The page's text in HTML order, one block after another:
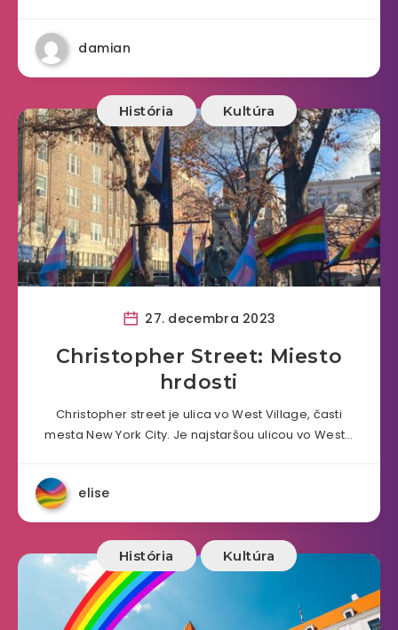
damian
História Kultúra
27. decembra 2023
Christopher Street: Miesto
hrdosti
Christopher street je ulica vo West Village, časti
mesta New York City. Je najstaršou ulicou vo West…
elise
História Kultúra